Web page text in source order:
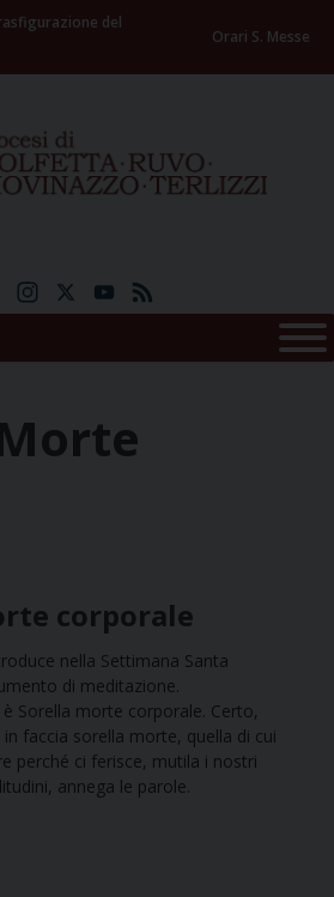
del
Orari S. Messe
FacebookInstagramYouTube
corporale
nella Settimana Santa
di meditazione.
Sorella morte corporale. Certo,
faccia sorella morte, quella di cui
perché ci ferisce, mutila i nostri
annega le parole.